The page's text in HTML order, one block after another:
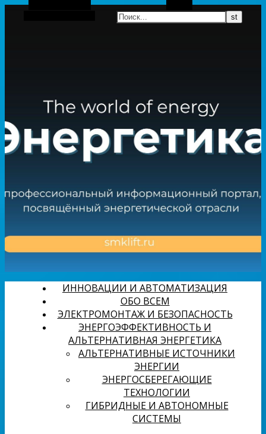
Боковая панель
ИННОВАЦИИ И АВТОМАТИЗАЦИЯ
ОБО ВСЕМ
ЭЛЕКТРОМОНТАЖ И БЕЗОПАСНОСТЬ
ЭНЕРГОЭФФЕКТИВНОСТЬ И
АЛЬТЕРНАТИВНАЯ ЭНЕРГЕТИКА
АЛЬТЕРНАТИВНЫЕ ИСТОЧНИКИ
ЭНЕРГИИ
ЭНЕРГОСБЕРЕГАЮЩИЕ
ТЕХНОЛОГИИ
ГИБРИДНЫЕ И АВТОНОМНЫЕ
СИСТЕМЫ